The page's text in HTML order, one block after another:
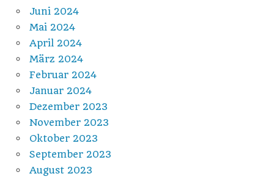
Juni 2024
Mai 2024
April 2024
März 2024
Februar 2024
Januar 2024
Dezember 2023
November 2023
Oktober 2023
September 2023
August 2023